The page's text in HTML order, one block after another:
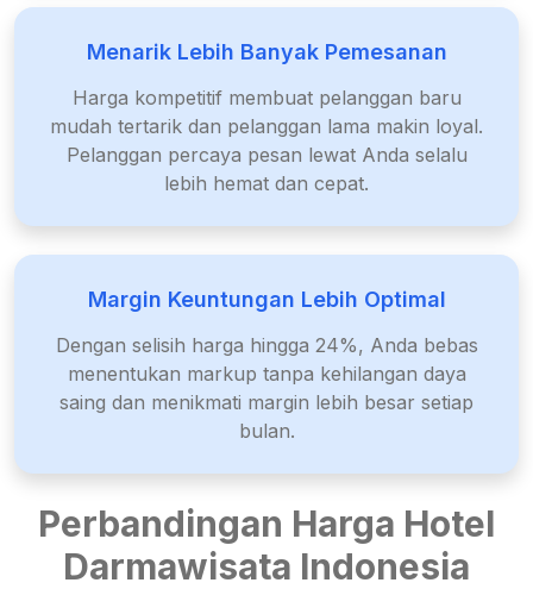
Menarik Lebih Banyak Pemesanan
Harga kompetitif membuat pelanggan baru
mudah tertarik dan pelanggan lama makin loyal.
Pelanggan percaya pesan lewat Anda selalu
lebih hemat dan cepat.
Margin Keuntungan Lebih Optimal
Dengan selisih harga hingga 24%, Anda bebas
menentukan markup tanpa kehilangan daya
saing dan menikmati margin lebih besar setiap
bulan.
Perbandingan Harga Hotel
Darmawisata Indonesia